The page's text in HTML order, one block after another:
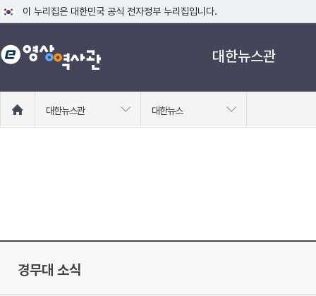
이 누리집은 대한민국 공식 전자정부 누리집입니다.
공식 누리집 주소 확인하기
go.kr 주소를 사용하는 누리집은 대한민국 정부기관이 관리하는 누리집입니
대한뉴스관
로
대한뉴스관 대한뉴스
경무대 소식